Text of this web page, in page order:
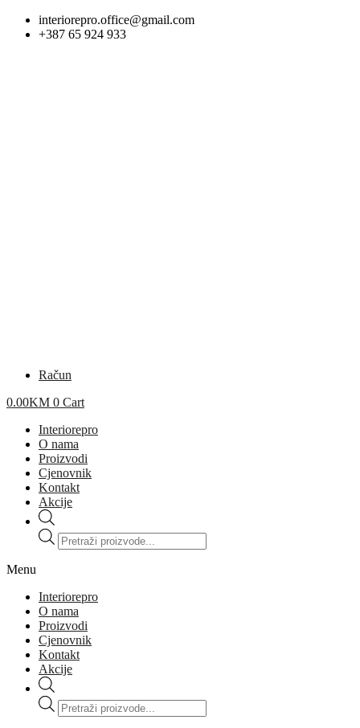
Skip
interiorepro.office@gmail.com
+387 65 924 933
Račun
0.00KM 0 Cart
Interiorepro
O nama
Proizvodi
Cjenovnik
Kontakt
Akcije
Products
search
Menu
Interiorepro
O nama
Proizvodi
Cjenovnik
Kontakt
Akcije
Products
search